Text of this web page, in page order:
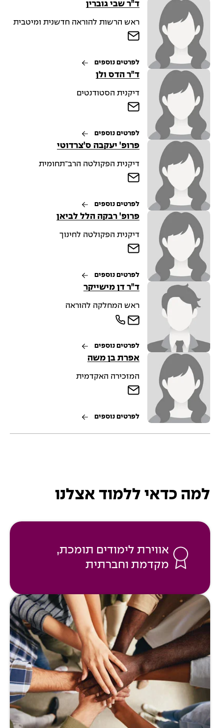
ד"ר שבי גוברין
ראש הרשות להוראה חדשנית ומיטבית
לפרטים נוספים
ד"ר הדס ולן
דיקנית הסטודנטים
לפרטים נוספים
פרופ' יעקבה ס'צרדוטי
דיקנית הפקולטה הרב־תחומית
לפרטים נוספים
פרופ' רבקה הלל לביאן
דיקנית הפקולטה לחינוך
לפרטים נוספים
ד"ר דן מישייקר
ראש המחלקה להוראה
לפרטים נוספים
אפרת בן משה
המזכירה האקדמית
לפרטים נוספים
למה כדאי ללמוד אצלנו
אווירת לימודים תומכת,
מקדמת וחברתית